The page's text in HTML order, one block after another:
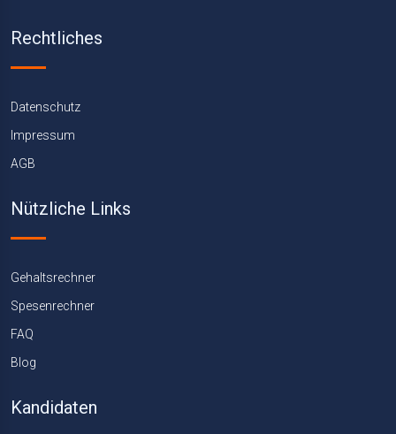
Rechtliches
Datenschutz
Impressum
AGB
Nützliche Links
Gehaltsrechner
Spesenrechner
FAQ
Blog
Kandidaten